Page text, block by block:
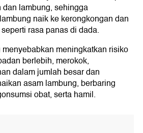
lambung, sehingga
naik ke kerongkongan dan
rasa panas di dada.
meningkatkan risiko
berlebih, merokok,
dalam jumlah besar dan
asam lambung, berbaring
obat, serta hamil.